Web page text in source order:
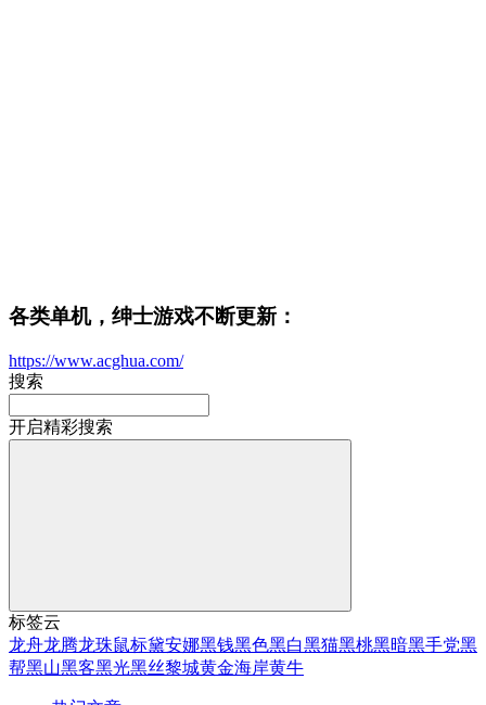
各类单机，绅士游戏不断更新：
https://www.acghua.com/
搜索
开启精彩搜索
标签云
龙舟龙腾龙珠鼠标黛安娜黑钱黑色黑白黑猫黑桃黑暗黑手党黑
帮黑山黑客黑光黑丝黎城黄金海岸黄牛